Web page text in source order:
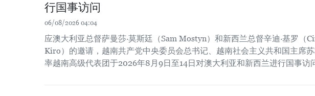
行国事访问
06/08/2026 04:04
应澳大利亚总督萨曼莎·莫斯廷（Sam Mostyn）和新西兰总督辛迪·基罗（
Kiro）的邀请，越南共产党中央委员会总书记、越南社会主义共和国主席
率越南高级代表团于2026年8月9日至14日对澳大利亚和新西兰进行国事访